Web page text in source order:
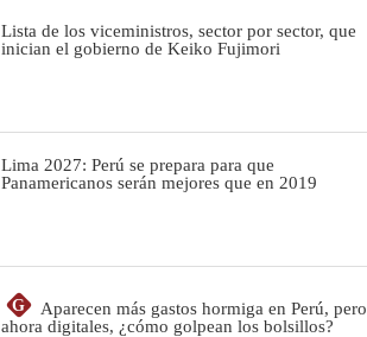
Lista de los viceministros, sector por sector, que
inician el gobierno de Keiko Fujimori
Lima 2027: Perú se prepara para que
Panamericanos serán mejores que en 2019
G
Aparecen más gastos hormiga en Perú, pero
ahora digitales, ¿cómo golpean los bolsillos?